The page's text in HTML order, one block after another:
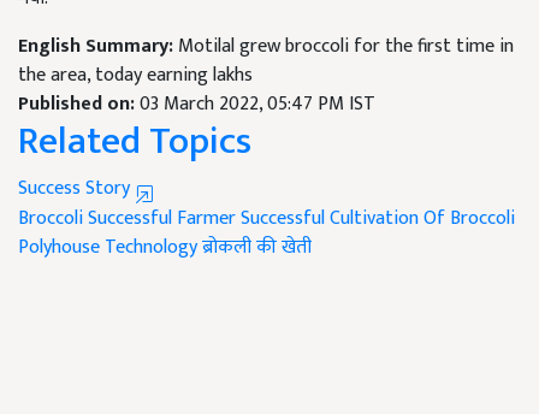
English Summary:Motilal grew broccoli for the first time in
the area, today earning lakhs
Published on:03 March 2022, 05:47 PM IST
Related Topics
Success Story
BroccoliSuccessful FarmerSuccessful Cultivation Of Broccoli
Polyhouse Technologyब्रोकली की खेती